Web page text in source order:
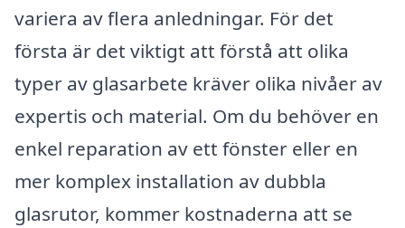
variera av flera anledningar. För det
första är det viktigt att förstå att olika
typer av glasarbete kräver olika nivåer av
expertis och material. Om du behöver en
enkel reparation av ett fönster eller en
mer komplex installation av dubbla
glasrutor, kommer kostnaderna att se